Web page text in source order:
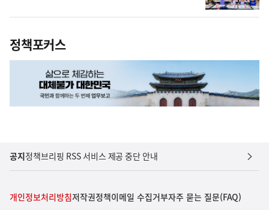
정책포커스
공지정책브리핑 RSS 서비스 제공 중단 안내
개인정보처리방침저작권정책이메일 수집거부자주 묻는 질문(FAQ)